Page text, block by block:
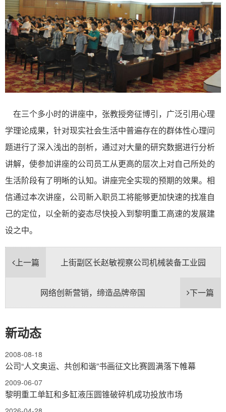
在三个多小时的讲座中，张教授旁征博引，广泛引用心理
学理论成果，针对现实社会生活中普遍存在的群体性心理问
题进行了深入浅出的剖析，通过对大量的研究数据进行分析
讲解，使参加讲座的公司员工从更高的层次上对自己所处的
生活阶段有了明晰的认知。讲座完全实现的预期的效果。相
信通过本次讲座，公司新入职员工将能够更加快速的找准自
己的定位，以全新的姿态尽快投入到黎明重工高速的发展建
设之中。
上一篇 上街副区长赵敏视察公司机械装备工业园
下一篇
网络创新营销，缔造品牌帝国
新动态
2008-08-18
公司“人文奥运、共创和谐”书画征文比赛圆满落下帷幕
2009-06-07
黎明重工单缸和多缸液压圆锥破碎机成功投放市场